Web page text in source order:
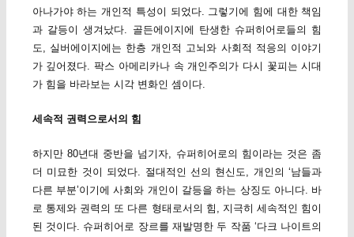
아나가야 하는 개인적 특성이 되었다. 그렇기에 힘에 대한 책임
과 갈등이 생겨났다. 골든에이지에 탄생한 슈퍼히어로들의 힘
도, 실버에이지에는 한층 개인적 고뇌와 사회적 적응의 이야기
가 깊어졌다. 팍스 아메리카나 속 개인주의가 다시 꽃피는 시대
가 힘을 바라보는 시각 변화인 셈이다.
세속적 권력으로서의 힘
하지만 80년대 중반을 넘기자, 슈퍼히어로의 힘이라는 것은 좀
더 미묘한 것이 되었다. 절대적인 선의 현신도, 개인의 ‘남들과
다른 부분’이기에 사회와 개인이 갈등을 하는 상징도 아니다. 바
로 통제와 권력의 또 다른 형태로서의 힘, 지극히 세속적인 힘이
된 것이다. 슈퍼히어로 장르를 재발명한 두 작품 ‘다크 나이트의